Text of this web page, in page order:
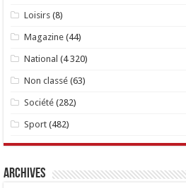
Loisirs (8)
Magazine (44)
National (4 320)
Non classé (63)
Société (282)
Sport (482)
Archives